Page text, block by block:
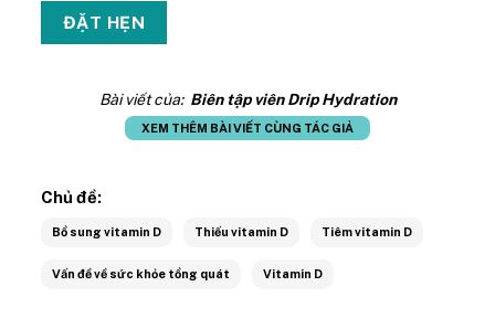
Bài viết của: Biên tập viên Drip Hydration
XEM THÊM BÀI VIẾT CÙNG TÁC GIẢ
Chủ đề:
Bổ sung vitamin D Thiếu vitamin D Tiêm vitamin D
Vấn đề về sức khỏe tổng quát Vitamin D